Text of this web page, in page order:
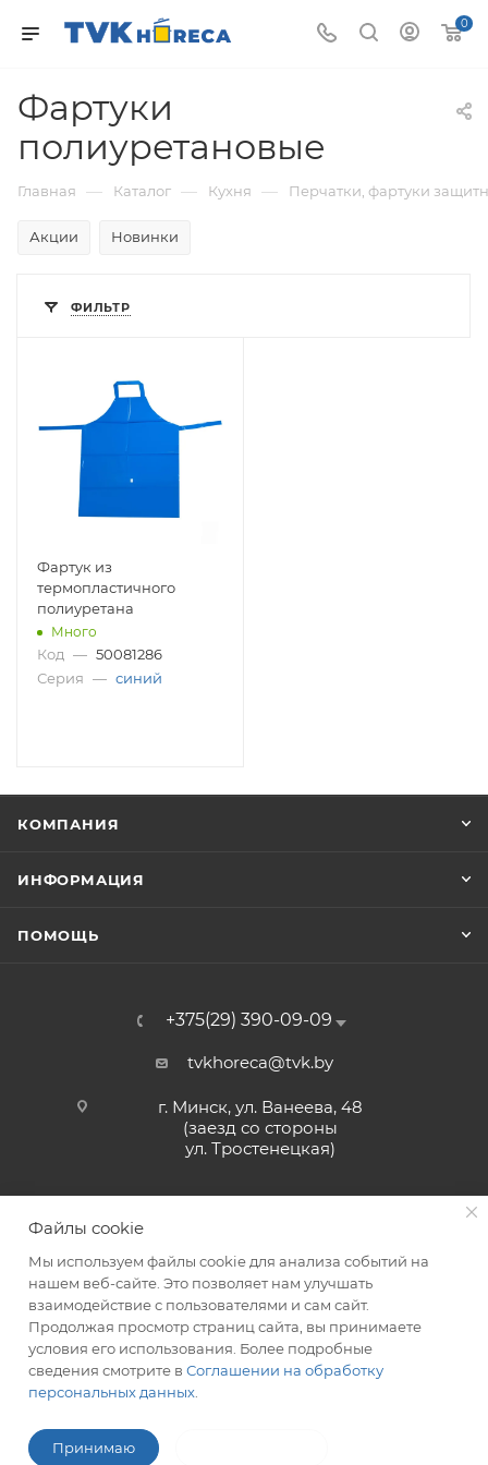
0
Фартуки
полиуретановые
Главная — Каталог — Кухня — Перчатки, фартуки
Акции Новинки
ФИЛЬТР
Фартук из
термопластичного
полиуретана
Много
Код — 50081286
Серия — синий
КОМПАНИЯ
ИНФОРМАЦИЯ
ПОМОЩЬ
+375(29) 390-09-09
tvkhoreca@tvk.by
г. Минск, ул. Ванеева, 48
(заезд со стороны
ул. Тростенецкая)
2026 © ЗАО «ТВК»
Файлы cookie
Мы используем файлы cookie для анализа событий на
нашем веб-сайте. Это позволяет нам улучшать
взаимодействие с пользователями и сам сайт.
Продолжая просмотр страниц сайта, вы принимаете
условия его использования. Более подробные
сведения смотрите в Соглашении на обработку
персональных данных
Принимаю